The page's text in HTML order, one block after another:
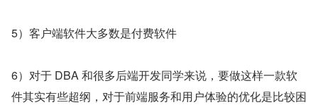
5）客户端软件大多数是付费软件
6）对于 DBA 和很多后端开发同学来说，要做这样一款软
件其实有些超纲，对于前端服务和用户体验的优化是比较困